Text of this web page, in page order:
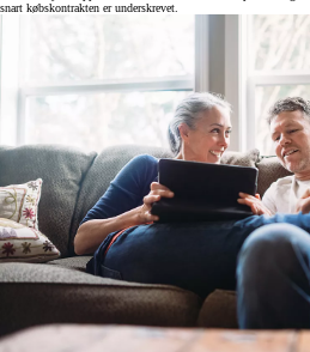
snart købskontrakten er underskrevet.